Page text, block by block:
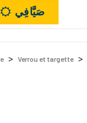
صَيَّافِي
Verrou et targette